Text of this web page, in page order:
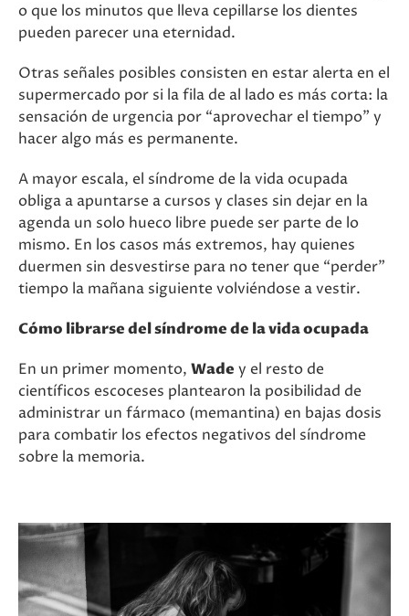
o que los minutos que lleva cepillarse los dientes
pueden parecer una eternidad.
Otras señales posibles consisten en estar alerta en el
supermercado por si la fila de al lado es más corta: la
sensación de urgencia por “aprovechar el tiempo” y
hacer algo más es permanente.
A mayor escala, el síndrome de la vida ocupada
obliga a apuntarse a cursos y clases sin dejar en la
agenda un solo hueco libre puede ser parte de lo
mismo. En los casos más extremos, hay quienes
duermen sin desvestirse para no tener que “perder”
tiempo la mañana siguiente volviéndose a vestir.
Cómo librarse del síndrome de la vida ocupada
En un primer momento, Wade y el resto de
científicos escoceses plantearon la posibilidad de
administrar un fármaco (memantina) en bajas dosis
para combatir los efectos negativos del síndrome
sobre la memoria.